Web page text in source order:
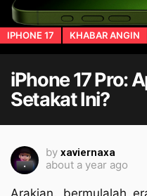
IPHONE 17 KHABAR ANGIN
iPhone 17 Pro:
Setakat Ini?
by xaviernaxa
about a year ago